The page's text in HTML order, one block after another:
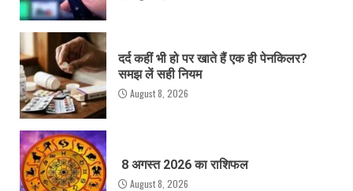
दर्द कहीं भी हो पर खाते हैं एक ही पेनकिलर?
समझ लें सही नियम
August 8, 2026
8 अगस्त 2026 का राशिफल
August 8, 2026